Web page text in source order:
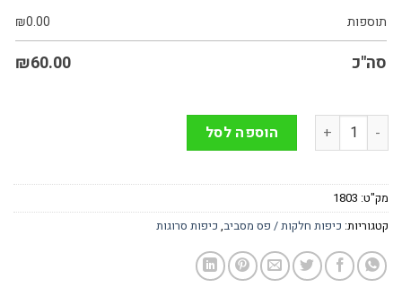
תוספות ₪0.00
סה"כ ₪60.00
כמות של כיפה סרוגה בעבודת יד בצבע בורדו - גודל 14
הוספה לסל
מק"ט: 1803
קטגוריות: כיפות חלקות / פס מסביב, כיפות סרוגות